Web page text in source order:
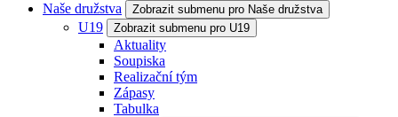
Naše družstva
Zobrazit submenu pro Naše družstva
U19 Zobrazit submenu pro U19
Aktuality
Soupiska
Realizační tým
Zápasy
Tabulka